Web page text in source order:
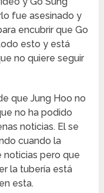
fue asesinado y
encubrir que Go
esto y está
no quiere seguir
que Jung Hoo no
no ha podido
noticias. El se
cuando la
pero que
la tubería está
esta.